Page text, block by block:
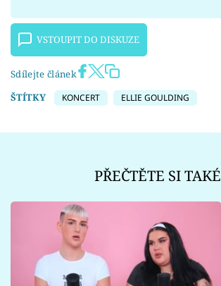
VSTOUPIT DO DISKUZE
Sdílejte článek
ŠTÍTKY
KONCERT ELLIE GOULDING
PŘEČTĚTE SI TAKÉ